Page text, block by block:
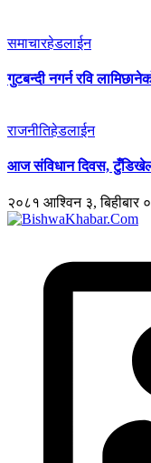
समाचारहेडलाईन
गुटबन्दी नगर्न रवि
राजनीतिहेडलाईन
आज संविधान दिवस,
२०८१ आश्विन ३, बिहीबार